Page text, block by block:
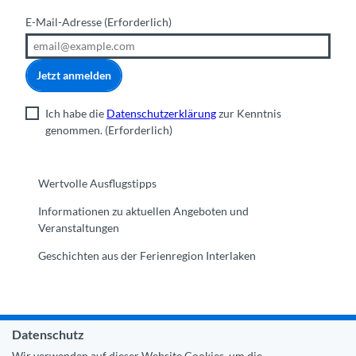
E-Mail-Adresse (Erforderlich)
Jetzt anmelden
Ich habe die Datenschutzerklärungzur Kenntnis
genommen. (Erforderlich)
Wertvolle Ausflugstipps
Informationen zu aktuellen Angeboten und
Veranstaltungen
Geschichten aus der Ferienregion Interlaken
Gemeinde Interlaken |Impressum | Datenschutz
Datenschutz